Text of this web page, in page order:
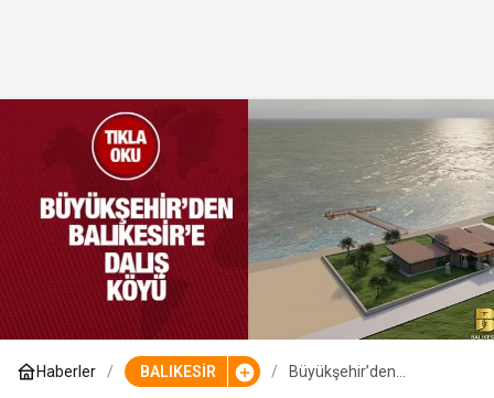
Haberler BALIKESİR
Büyükşehir’den